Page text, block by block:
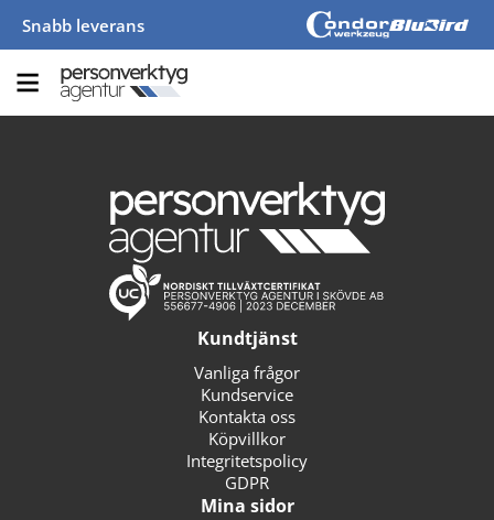
Snabb leverans
Kundtjänst
Vanliga frågor
Kundservice
Kontakta oss
Köpvillkor
Integritetspolicy
GDPR
Mina sidor